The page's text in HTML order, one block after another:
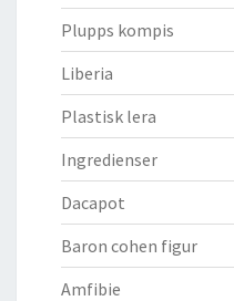
Plupps kompis
Liberia
Plastisk lera
Ingredienser
Dacapot
Baron cohen figur
Amfibie